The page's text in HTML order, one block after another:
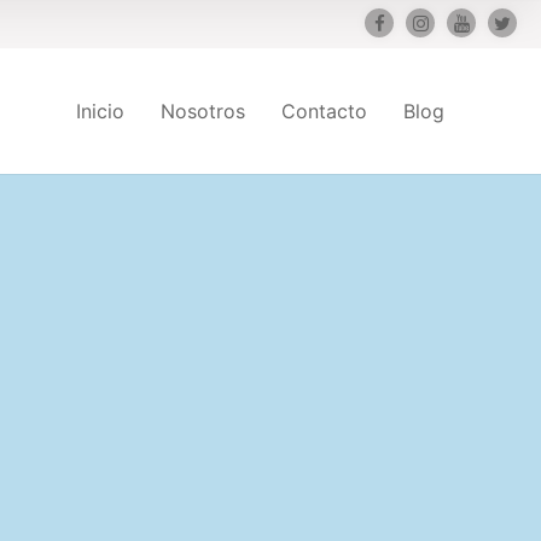
Inicio Nosotros Contacto Blog